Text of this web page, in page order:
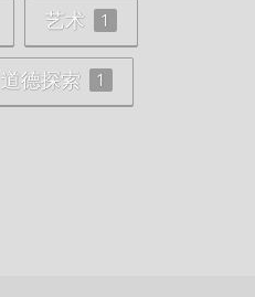
艺术 1
道德探索 1